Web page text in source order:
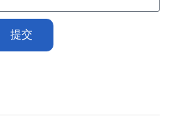
提交